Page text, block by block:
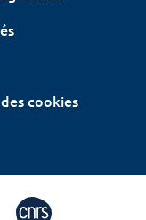
cookies